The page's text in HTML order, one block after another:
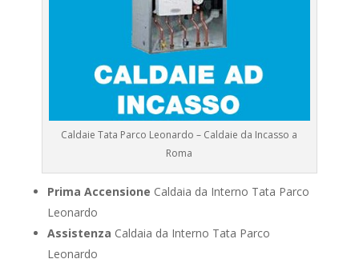
Caldaie Tata Parco Leonardo – Caldaie da Incasso a
Roma
Prima Accensione Caldaia da Interno Tata Parco
Leonardo
Assistenza Caldaia da Interno Tata Parco
Leonardo